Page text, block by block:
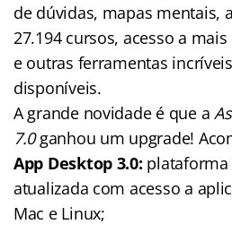
de dúvidas, mapas mentais,
27.194 cursos, acesso a
e outras ferramentas
disponíveis.
A grande novidade é que a
7.0ganhou um upgrade!
App Desktop 3.0:
atualizada com acesso a
Mac e Linux;